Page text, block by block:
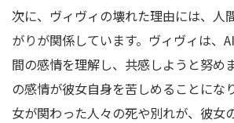
次に、ヴィヴィの壊れた理由には、人
がりが関係しています。ヴィヴィは、
間の感情を理解し、共感しようと努め
の感情が彼女自身を苦しめることにな
女が関わった人々の死や別れが、彼女